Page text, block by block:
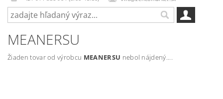
MEANERSU
Žiaden tovar od výrobcu MEANERSU nebol nájdený....